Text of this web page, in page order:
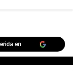
en